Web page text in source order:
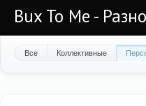
Bux To Me -
Все Коллективные